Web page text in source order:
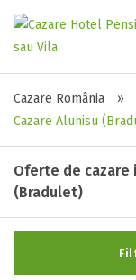
Cazare România »
Cazare Alunisu
Oferte de
(Bradulet)
Stele /
2 stele /
4 stele /
5 stele /